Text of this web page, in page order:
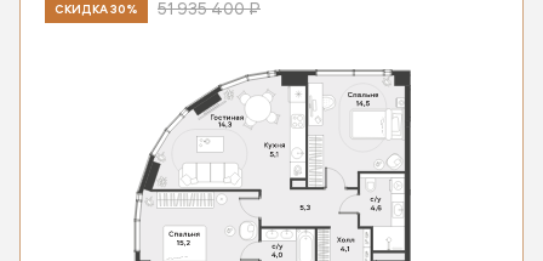
СКИДКА 30% 51 935 400 ₽